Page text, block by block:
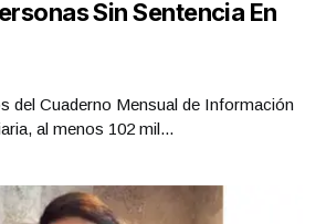
Sin Sentencia En
del Cuaderno Mensual de Información
al menos 102 mil...